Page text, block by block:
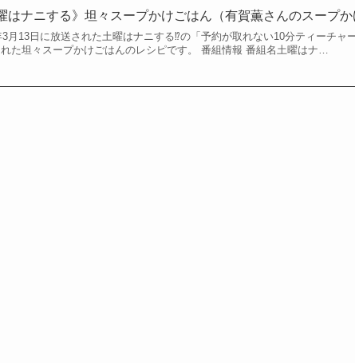
はナニする》坦々スープかけごはん（有賀薫さんのスープか
3月13日に放送された土曜はナニする⁉の「予約が取れない10分ティーチャ
た坦々スープかけごはんのレシピです。 番組情報 番組名土曜はナ…